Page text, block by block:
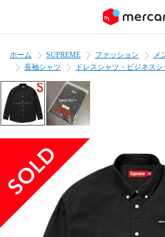
ホーム SUPREME ファッション メ
長袖シャツ
ドレスシャツ・ビジネスシ